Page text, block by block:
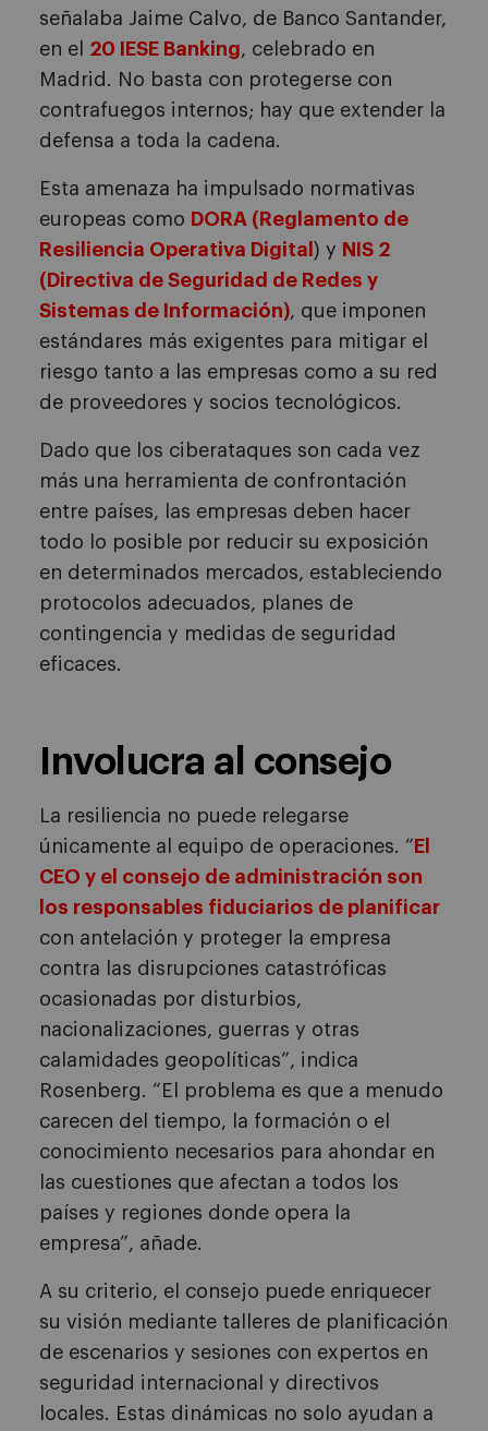
señalaba Jaime Calvo, de Banco Santander,
en el 20 IESE Banking, celebrado en
Madrid. No basta con protegerse con
contrafuegos internos; hay que extender la
defensa a toda la cadena.
Esta amenaza ha impulsado normativas
europeas como DORA (Reglamento de
Resiliencia Operativa Digital ) y NIS 2
(Directiva de Seguridad de Redes y
Sistemas de Información), que imponen
estándares más exigentes para mitigar el
riesgo tanto a las empresas como a su red
de proveedores y socios tecnológicos.
Dado que los ciberataques son cada vez
más una herramienta de confrontación
entre países, las empresas deben hacer
todo lo posible por reducir su exposición
en determinados mercados, estableciendo
protocolos adecuados, planes de
contingencia y medidas de seguridad
eficaces.
Involucra al consejo
La resiliencia no puede relegarse
únicamente al equipo de operaciones. “ El
CEO y el consejo de administración son
los responsables fiduciarios de planificar
con antelación y proteger la empresa
contra las disrupciones catastróficas
ocasionadas por disturbios,
nacionalizaciones, guerras y otras
calamidades geopolíticas”, indica
Rosenberg. “El problema es que a menudo
carecen del tiempo, la formación o el
conocimiento necesarios para ahondar en
las cuestiones que afectan a todos los
países y regiones donde opera la
empresa”, añade.
A su criterio, el consejo puede enriquecer
su visión mediante talleres de planificación
de escenarios y sesiones con expertos en
seguridad internacional y directivos
locales. Estas dinámicas no solo ayudan a